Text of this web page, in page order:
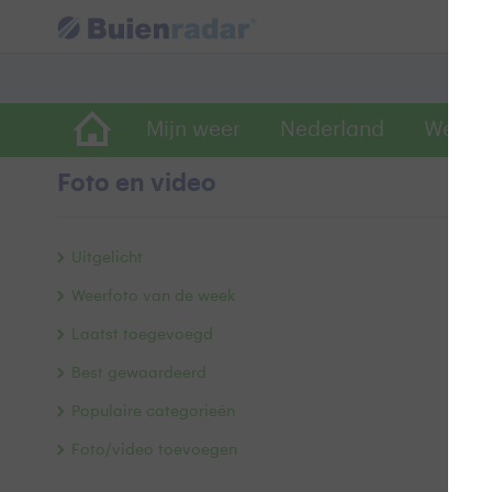
Mijn weer Nederland
Foto en video
Uitgelicht
Weerfoto van de week
Laatst toegevoegd
Best gewaardeerd
Populaire categorieën
Foto/video toevoegen